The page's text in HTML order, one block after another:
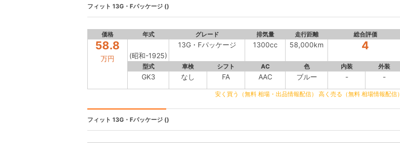
フィット 13G・Fパッケージ ()
価格 年式 グレード 排気量 走行距離 総合評価
58.8
万円 (昭和-1925)
13G・Fパッケージ 1300cc 58,000km 4
型式 車検 シフト AC 色 内装 外装
GK3 なし FA AAC ブルー - -
安く買う（無料 相場・出品情報配信） 高く売る（無料 相場情報配信）
フィット 13G・Fパッケージ ()